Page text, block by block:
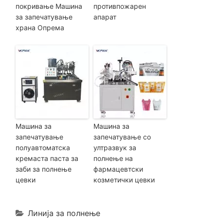
покривање Машина
за запечатување
храна Опрема
противпожарен
апарат
Машина за
запечатување
полуавтоматска
кремаста паста за
заби за полнење
цевки
Машина за
запечатување со
ултразвук за
полнење на
фармацевтски
козметички цевки
Линија за полнење